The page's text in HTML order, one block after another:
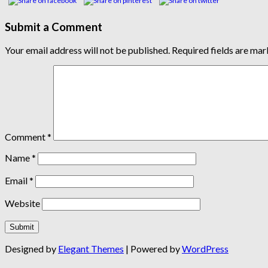
Submit a Comment
Your email address will not be published. Required fields are
Comment*
Name*
Email*
Website
Designed by Elegant Themes | Powered byWordPress